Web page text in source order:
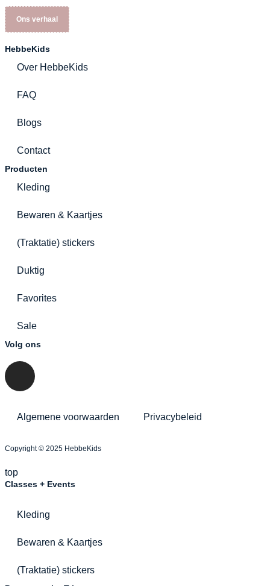
Ons verhaal
Volg ons
Algemene voorwaarden Privacybeleid
Duktig
Favorites
Sale
Producten
Kleding
Bewaren & Kaartjes
(Traktatie) stickers
HebbeKids
Over HebbeKids
FAQ
Blogs
Contact
Copyright © 2025 HebbeKids
top
Classes + Events
Kleding
Bewaren & Kaartjes
(Traktatie) stickers